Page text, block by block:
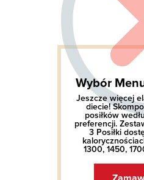
Wybór
Jeszcze więcej
diecie!
posiłków
preferencji.
3 Posiłki
1300, 1450,